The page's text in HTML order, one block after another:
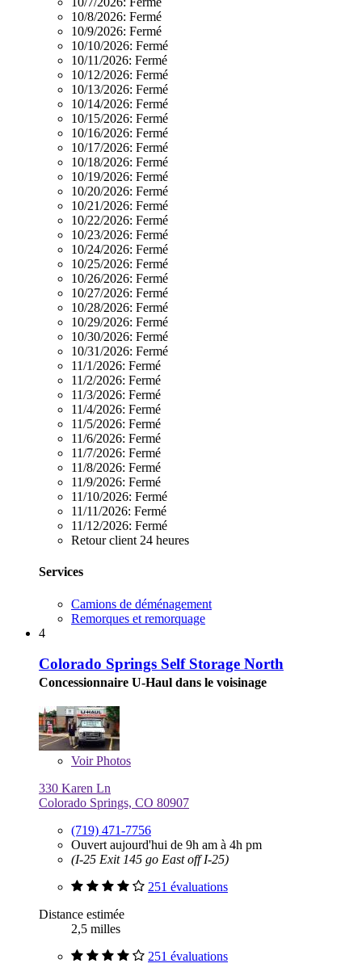
10/8/2026: Fermé
10/9/2026: Fermé
10/10/2026: Fermé
10/11/2026: Fermé
10/12/2026: Fermé
10/13/2026: Fermé
10/14/2026: Fermé
10/15/2026: Fermé
10/16/2026: Fermé
10/17/2026: Fermé
10/18/2026: Fermé
10/19/2026: Fermé
10/20/2026: Fermé
10/21/2026: Fermé
10/22/2026: Fermé
10/23/2026: Fermé
10/24/2026: Fermé
10/25/2026: Fermé
10/26/2026: Fermé
10/27/2026: Fermé
10/28/2026: Fermé
10/29/2026: Fermé
10/30/2026: Fermé
10/31/2026: Fermé
11/1/2026: Fermé
11/2/2026: Fermé
11/3/2026: Fermé
11/4/2026: Fermé
11/5/2026: Fermé
11/6/2026: Fermé
11/7/2026: Fermé
11/8/2026: Fermé
11/9/2026: Fermé
11/10/2026: Fermé
11/11/2026: Fermé
11/12/2026: Fermé
Retour client 24 heures
Services
Camions de déménagement
Remorques et remorquage
4
Colorado Springs Self Storage North
Concessionnaire U-Haul dans le voisinage
VoirPhotos
330 Karen Ln
Colorado Springs, CO 80907
(719) 471-7756
Ouvert aujourd'hui de 9h am à 4h pm
(I-25 Exit 145 go East off I-25)
251 évaluations
Distance estimée
2,5 milles
251 évaluations